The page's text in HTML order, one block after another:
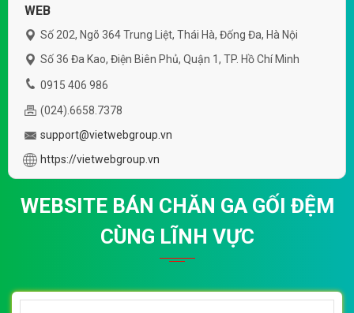
WEB
Số 202, Ngõ 364 Trung Liệt, Thái Hà, Đống Đa, Hà Nội
Số 36 Đa Kao, Điện Biên Phủ, Quận 1, TP. Hồ Chí Minh
0915 406 986
(024).6658.7378
support@vietwebgroup.vn
https://vietwebgroup.vn
WEBSITE BÁN CHĂN GA GỐI ĐỆM
CÙNG LĨNH VỰC